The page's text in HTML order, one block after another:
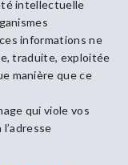
intellectuelle
informations ne
traduite, exploitée
manière que ce
qui viole vos